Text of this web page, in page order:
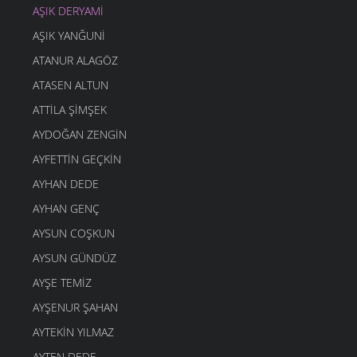
AŞIK DERYAMI
AŞIK YANĞUNI
ATANUR ALAGÖZ
ATASEN ALTUN
ATTILA ŞIMŞEK
AYDOĞAN ZENGIN
AYFETTIN GEÇKIN
AYHAN DEDE
AYHAN GENÇ
AYSUN COŞKUN
AYSUN GÜNDÜZ
AYŞE TEMIZ
AYŞENUR ŞAHAN
AYTEKIN YILMAZ